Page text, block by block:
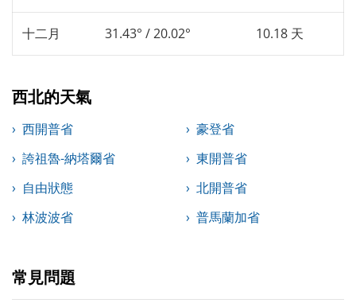
十二月 31.43° / 20.02° 10.18 天
西北的天氣
西開普省
豪登省
誇祖魯-納塔爾省
東開普省
自由狀態
北開普省
林波波省
普馬蘭加省
常見問題